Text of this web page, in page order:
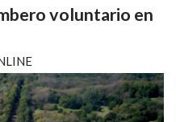
voluntario en